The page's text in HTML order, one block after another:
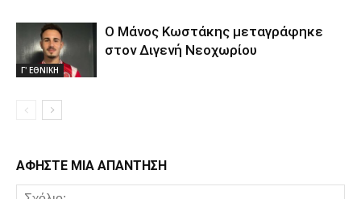
Γ' ΕΘΝΙΚΗ
Ο Μάνος Κωστάκης μεταγράφηκε
στον Διγενή Νεοχωρίου
ΑΦΗΣΤΕ ΜΙΑ ΑΠΑΝΤΗΣΗ